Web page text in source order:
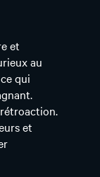
et
au
qui
et